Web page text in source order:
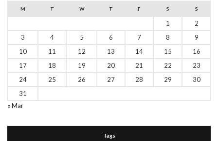
M T W T F S S
1
2
3
4 5 6 7 8
9
10
11 12 13 14 15
16
17
18 19 20 21 22
23
24
25 26 27 28 29
30
31
« Mar
Tags